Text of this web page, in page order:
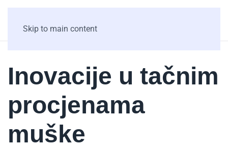
Skip to main content
Inovacije u tačnim
procjenama
muške